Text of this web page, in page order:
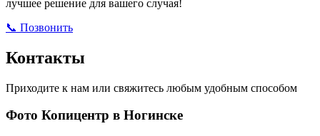
лучшее решение для вашего случая!
📞 Позвонить
Контакты
Приходите к нам или свяжитесь любым удобным способом
Фото Копицентр в Ногинске